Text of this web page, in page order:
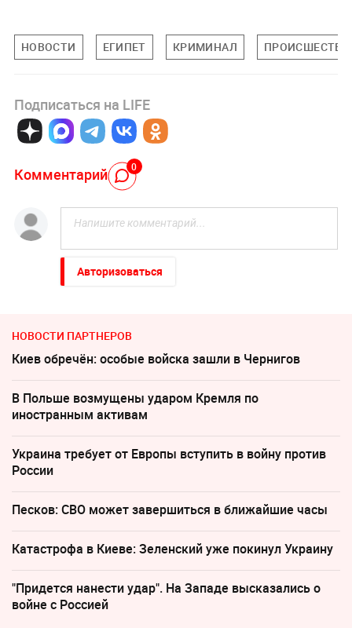
НОВОСТИ ЕГИПЕТ КРИМИНАЛ
Подписаться на LIFE
Комментарий 0
Авторизоваться
НОВОСТИ ПАРТНЕРОВ
Киев обречён: особые войска зашли в Чернигов
В Польше возмущены ударом Кремля по
иностранным активам
Украина требует от Европы вступить в войну против
России
Песков: СВО может завершиться в ближайшие часы
Катастрофа в Киеве: Зеленский уже покинул Украину
"Придется нанести удар". На Западе высказались о
войне с Россией